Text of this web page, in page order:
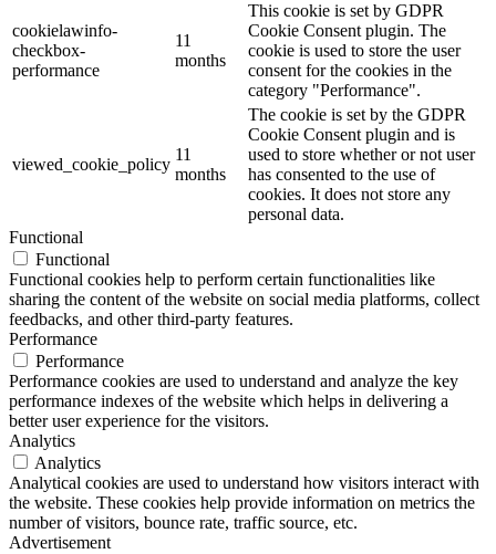
cookielawinfo-
checkbox-
performance
11
months
This cookie is set by GDPR
Cookie Consent plugin. The
cookie is used to store the user
consent for the cookies in the
category "Performance".
viewed_cookie_policy
11
months
The cookie is set by the GDPR
Cookie Consent plugin and is
used to store whether or not user
has consented to the use of
cookies. It does not store any
personal data.
Functional
Functional
Functional cookies help to perform certain functionalities like
sharing the content of the website on social media platforms, collect
feedbacks, and other third-party features.
Performance
Performance
Performance cookies are used to understand and analyze the key
performance indexes of the website which helps in delivering a
better user experience for the visitors.
Analytics
Analytics
Analytical cookies are used to understand how visitors interact with
the website. These cookies help provide information on metrics the
number of visitors, bounce rate, traffic source, etc.
Advertisement